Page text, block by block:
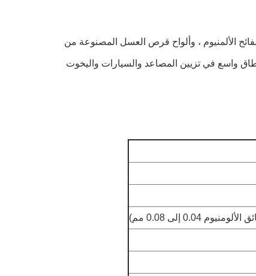
الألمنيوم ، وألواح قرص العسل المصنوعة من
واسع في تزيين المصاعد والسيارات واليخوت